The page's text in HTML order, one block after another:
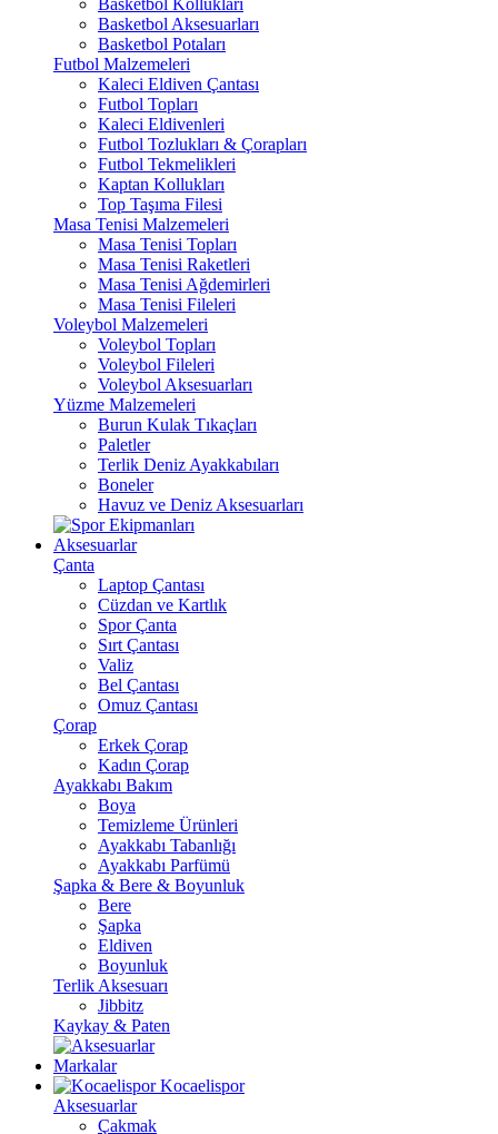
Basketbol Kollukları
Basketbol Aksesuarları
Basketbol Potaları
Futbol Malzemeleri
Kaleci Eldiven Çantası
Futbol Topları
Kaleci Eldivenleri
Futbol Tozlukları & Çorapları
Futbol Tekmelikleri
Kaptan Kollukları
Top Taşıma Filesi
Masa Tenisi Malzemeleri
Masa Tenisi Topları
Masa Tenisi Raketleri
Masa Tenisi Ağdemirleri
Masa Tenisi Fileleri
Voleybol Malzemeleri
Voleybol Topları
Voleybol Fileleri
Voleybol Aksesuarları
Yüzme Malzemeleri
Burun Kulak Tıkaçları
Paletler
Terlik Deniz Ayakkabıları
Boneler
Havuz ve Deniz Aksesuarları
Aksesuarlar
Çanta
Laptop Çantası
Cüzdan ve Kartlık
Spor Çanta
Sırt Çantası
Valiz
Bel Çantası
Omuz Çantası
Çorap
Erkek Çorap
Kadın Çorap
Ayakkabı Bakım
Boya
Temizleme Ürünleri
Ayakkabı Tabanlığı
Ayakkabı Parfümü
Şapka & Bere & Boyunluk
Bere
Şapka
Eldiven
Boyunluk
Terlik Aksesuarı
Jibbitz
Kaykay & Paten
Markalar
Kocaelispor
Aksesuarlar
Çakmak